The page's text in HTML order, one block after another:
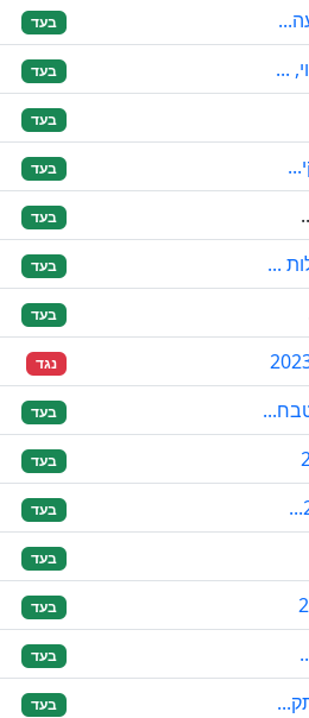
בעד
... בעד
בעד
בעד
בעד
... בעד
בעד
נגד
בעד
בעד
בעד
בעד
בעד
בעד
בעד